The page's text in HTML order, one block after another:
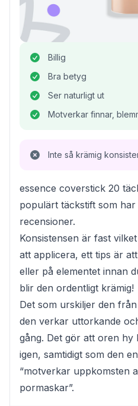
Billig
Bra betyg
Ser naturligt ut
Motverkar finnar,
Inte så krämig
essence coverstick 20
populärt täckstift som har
recensioner.
Konsistensen är fast
att applicera, ett tips är
eller på elementet innan
blir den ordentligt krämig!
Det som urskiljer den
den verkar uttorkande
gång. Det gör att oren
igen, samtidigt som den
“motverkar uppkomsten
pormaskar”.